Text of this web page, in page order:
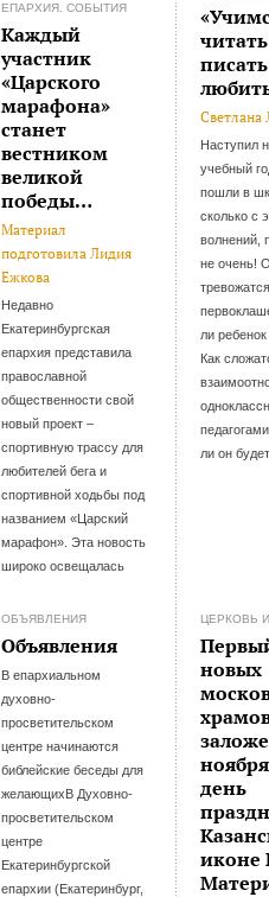
ЕПАРХИЯ. СОБЫТИЯ
Каждый
участник
«Царского
марафона»
станет
вестником
великой
победы…
Материал
подготовила Лидия
Ежкова
Недавно
Екатеринбургская
епархия представила
православной
общественности свой
новый проект –
спортивную трассу для
любителей бега и
спортивной ходьбы под
названием «Царский
марафон». Эта новость
широко освещалась
Светлана
Наступил
учебный
пошли в
сколько с
волнений,
не очень!
ли
Как
ли он
ОБЪЯВЛЕНИЯ
Объявления
В епархиальном
духовно-
просветительском
центре начинаются
библейские беседы для
желающихВ Духовно-
просветительском
центре
Екатеринбургской
епархии (Екатеринбург,
ЦЕРКОВЬ
новых
день
иконе